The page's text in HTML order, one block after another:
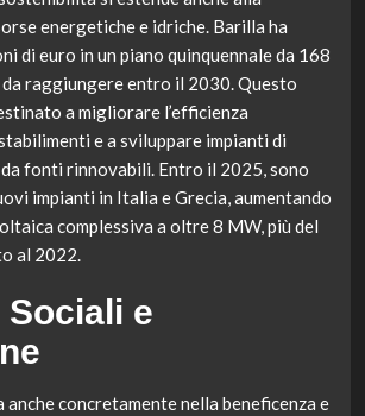
energetiche e idriche. Barilla ha
di euro in un piano quinquennale da 168
raggiungere entro il 2030. Questo
a migliorare l’efficienza
e a sviluppare impianti di
fonti rinnovabili. Entro il 2025, sono
impianti in Italia e Grecia, aumentando
complessiva a oltre 8 MW, più del
al 2022.
e
anche concretamente nella beneficenza e